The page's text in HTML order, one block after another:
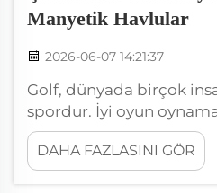
Manyetik Havlular
2026-06-07 14:21:37
Golf, dünyada birçok
spordur. İyi oyun
sadece sopalar ve
değildir. Doğru
vardır. Bu
DAHA FAZLASINI GÖR